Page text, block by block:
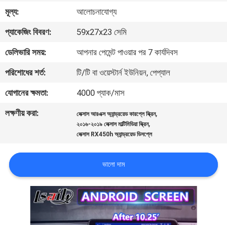
মান
নিয়ন্ত্রণ
যোগাযোগ
খবর
কেস
সাইট
মূল্য:
আলোচনাযোগ্য
প্যাকেজিং বিবরণ:
59x27x23 সেমি
ডেলিভারি সময়:
আপনার পেমেন্ট পাওয়ার পর 7 কার্যদিবস
পরিশোধের শর্ত:
টি/টি বা ওয়েস্টার্ন ইউনিয়ন, পেপ্যাল
যোগানের ক্ষমতা:
4000 প্যাক/মাস
লক্ষণীয় করা:
লেক্সাস আরএক্স অ্যান্ড্রয়েড কারপ্লে স্ক্রিন,
২০১৬-২০১৯ লেক্সাস মাল্টিমিডিয়া স্ক্রিন,
লেক্সাস RX450h অ্যান্ড্রয়েড ডিসপ্লে
ভালো দাম